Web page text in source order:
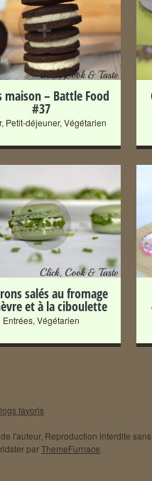
+
maison – Battle Food
#37
, Petit-déjeuner, Végétarien
+
salés au fromage
et à la ciboulette
Entrées, Végétarien
favoris
l'auteur. Reproduction interdite
parThemeFurnace